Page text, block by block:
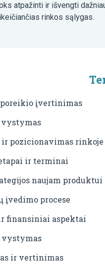
atpažinti ir išvengti
rinkos sąlygas.
poreikio įvertinimas
vystymas
pozicionavimas rinkoje
ir terminai
naujam produktui
įvedimo procese
finansiniai aspektai
vystymas
ir vertinimas